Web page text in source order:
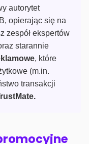
autorytet
opierając się na
zespół ekspertów
starannie
, które
(m.in.
transakcji